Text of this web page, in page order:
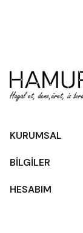
KURUMSAL
BİLGİLER
HESABIM